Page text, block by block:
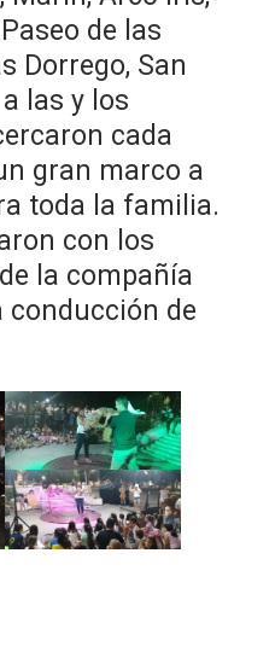
de las
Dorrego, San
las y los
cada
gran marco a
toda la familia.
con los
la compañía
conducción de